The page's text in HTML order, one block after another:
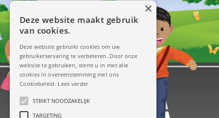
×
Deze website maakt gebruik
van cookies.
Deze website gebruikt cookies om uw
gebruikerservaring te verbeteren. Door onze
website te gebruiken, stemt u in met alle
cookies in overeenstemming met ons
Cookiebeleid. Lees verder
STRIKT NOODZAKELIJK
TARGETING